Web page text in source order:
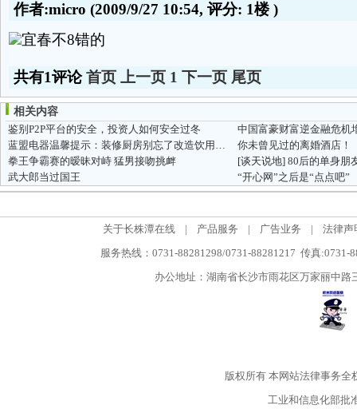
作者:micro (2009/9/27 10:54, 评分: 1楼)
宜春不8错的
共有1评论首页 上一页 1 下一页 尾页
相关内容
鉴别P2P平台的安全，投资人如何安全过冬
中国富豪财富逆金融危机
蓝盟电器温馨提示：装修厨房别忘了改造饮用水|专业湘潭别墅净水设备
你未曾见过的离婚酒店！
拳王争霸赛的暧昧对峙 猛男接吻挑衅
[谈天说地]80后的单身朋友快
武大郎当过国王
“开心网”之后是“点点吧”
关于长株潭在线 | 产品服务 | 广告业务 |
法律声
服务热线：0731-88281298/0731-88281217 传真:0731-
办公地址：湖南省长沙市雨花区万家丽中
版权所有本网站法律事务全
工业和信息化部批